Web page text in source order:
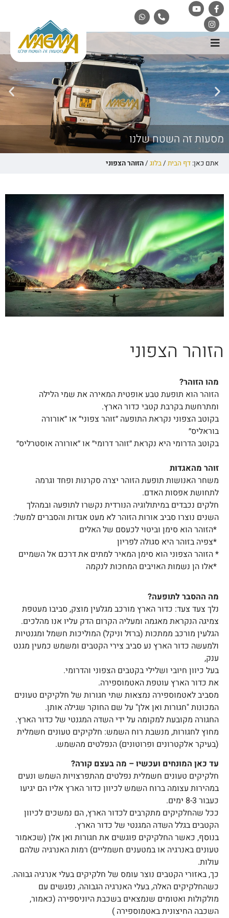
מסעות זה השטח שלנו
אתם כאן: דף הבית /בלוג /הזוהר הצפוני
הזוהר הצפוני
מהו הזוהר?
הזוהר הוא תופעת טבע אופטית המאירה את שמי הלילה
ומתרחשת בקרבת קטבי כדור הארץ.
בקוטב הצפוני נקראת התופעה ״זוהר צפוני״ או ״אורורה
בוראליס״
בקוטב הדרומי היא נקראת ״זוהר דרומי״ או ״אורורה אוסטרליס״
זוהר מהאגדות
משחר האנושות תופעת הזוהר יצרה סקרנות ופחד וגרמה
לתחושת אפסות האדם.
חלקים נכבדים במיתולוגיה הנורדית נקשרו לתופעה ובמהלך
השנים נוצרו סביב אורות הזוהר לא מעט אגדות והסברים למשל:
*הזוהר הוא סימן וביטוי לכעסם של האלים
*צפיה בזוהר היא סגולה לפריון
* הזוהר הצפוני הוא סימן המאיר למתים את דרכם אל השמיים
*אלו הן נשמות האויבים המחכות לנקמה
מה ההסבר לתופעה?
נלך צעד צעד: כדור הארץ מורכב מגלעין מוצק, סביבו מעטפת
צמיגה הנקראת מאגמה ומעליה הקרום הדק עליו אנו מהלכים.
הגלעין מורכב ממתכות (ברזל וניקל) המוליכות חשמל ומגנטיות
ולמעשה כדור הארץ נע סביב צירי הקטבים ומשמש כמעין מגנט
ענק,
בעל כיוון חיובי ושלילי בקטבים הצפוני והדרומי.
את כדור הארץ עוטפת האטמוספירה.
מסביב לאטמוספירה נמצאות שתי חגורות של חלקיקים טעונים
המכונות "חגורות ואן אלן" על שם החוקר שגילה אותן.
החגורה מקובעת למקומה על ידי השדה המגנטי של כדור הארץ.
מחוץ לחגורות, מנשבת רוח השמש: חלקיקים טעונים חשמלית
(בעיקר אלקטרונים ופרוטונים) הנפלטים מהשמש.
עד כאן המונחים ועכשיו – מה בעצם קורה?
חלקיקים טעונים חשמלית נפלטים מהתפרצויות השמש ונעים
במהירות עצומה ברוח השמש לכיוון כדור הארץ אליו הם יגיעו
כעבור 8-3 ימים.
ככל שהחלקיקים מתקרבים לכדור הארץ, הם נמשכים לכיוון
הקטבים בגלל השדה המגנטי של כדור הארץ.
בנוסף, כאשר החלקיקים פוגשים את חגורות ואן אלן (שכאמור
טעונים באנרגיה או במטענים חשמליים) רמות האנרגיה שלהם
עולות.
כך, באזורי הקטבים נוצר עומס של חלקיקים בעלי אנרגיה גבוהה.
כשהחלקיקים האלה, בעלי האנרגיה הגבוהה, נפגשים עם
מולקולות ואטומים שנמצאים בשכבת היוניספירה (כאמור,
השכבה החיצונית באטמוספירה )